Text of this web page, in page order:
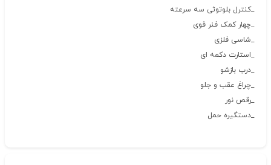
_کنترل بلوتوثی سه سرعته
_چهار کمک فنر قوی
_شاسی فلزی
_استارت دکمه ای
_درب بازشو
_چراغ عقب و جلو
_رقص نور
_دستگیره حمل